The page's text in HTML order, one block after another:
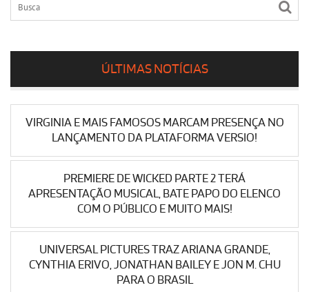
ÚLTIMAS NOTÍCIAS
VIRGINIA E MAIS FAMOSOS MARCAM PRESENÇA NO
LANÇAMENTO DA PLATAFORMA VERSIO!
PREMIERE DE WICKED PARTE 2 TERÁ
APRESENTAÇÃO MUSICAL, BATE PAPO DO ELENCO
COM O PÚBLICO E MUITO MAIS!
UNIVERSAL PICTURES TRAZ ARIANA GRANDE,
CYNTHIA ERIVO, JONATHAN BAILEY E JON M. CHU
PARA O BRASIL